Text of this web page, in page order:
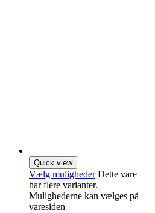
Quick view
Vælg muligheder Dette vare
har flere varianter.
Mulighederne kan vælges på
varesiden